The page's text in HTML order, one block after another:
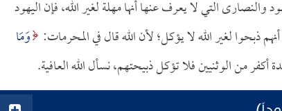
التي لا يعرف عنها أنها مهلة لغير الله، فإن اليهود
ذبحوا لغير الله لا يؤكل؛ لأن الله قال في المحرمات: وَمَا